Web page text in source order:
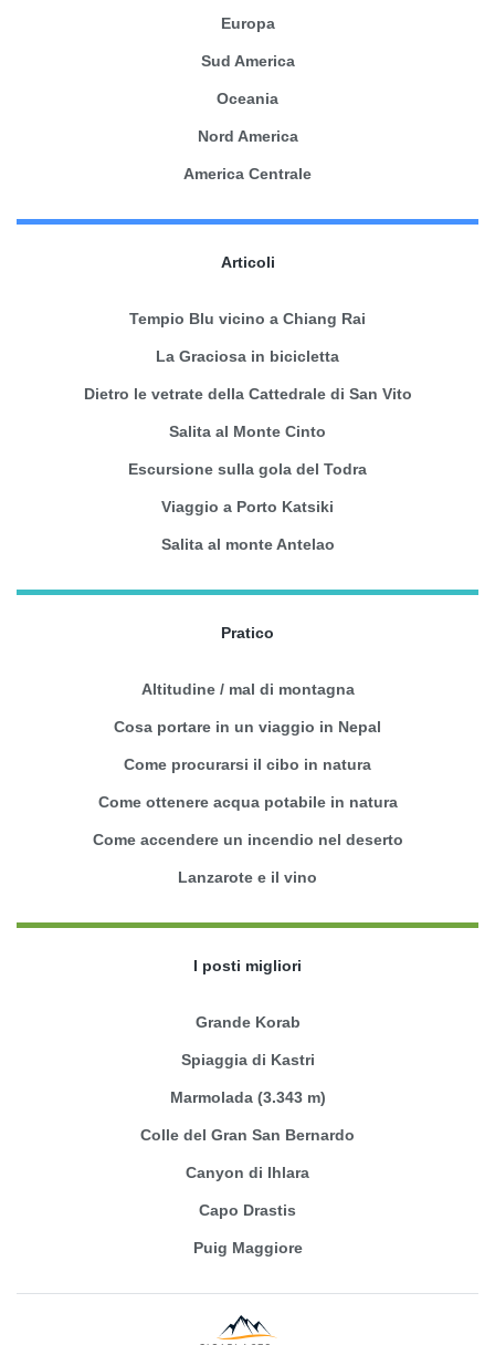
Europa
Sud America
Oceania
Nord America
America Centrale
Articoli
Tempio Blu vicino a Chiang Rai
La Graciosa in bicicletta
Dietro le vetrate della Cattedrale di San Vito
Salita al Monte Cinto
Escursione sulla gola del Todra
Viaggio a Porto Katsiki
Salita al monte Antelao
Pratico
Altitudine / mal di montagna
Cosa portare in un viaggio in Nepal
Come procurarsi il cibo in natura
Come ottenere acqua potabile in natura
Come accendere un incendio nel deserto
Lanzarote e il vino
I posti migliori
Grande Korab
Spiaggia di Kastri
Marmolada (3.343 m)
Colle del Gran San Bernardo
Canyon di Ihlara
Capo Drastis
Puig Maggiore